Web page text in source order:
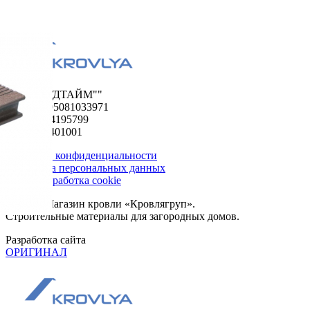
ООО "ФУДТАЙМ""
ОГРН 1195081033971
ИНН 5024195799
КПП 502401001
Политика конфиденциальности
Обработка персональных данных
Сбор и обработка cookie
© 2026. Магазин кровли «Кровлягруп».
Строительные материалы для загородных домов.
Разработка сайта
ОРИГИНАЛ